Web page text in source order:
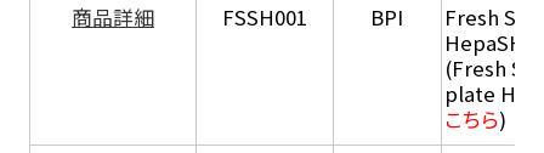
商品詳細 FSSH001 BPI
Fresh
HepaSH®
(Fresh
plate
こちら)